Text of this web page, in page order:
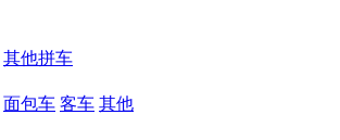
其他拼车
面包车 客车 其他